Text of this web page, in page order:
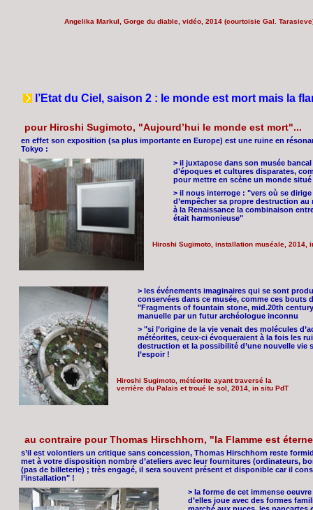
Angelika Markul, Gorge du diable, vidéo, 2014 (courtoisie Gal.
l’Etat du Ciel, saison 2 : le monde est mort mais la
pour Hiroshi Sugimoto, "Aujourd’hui le monde est mort"...
en effet son exposition (sa plus importante en Europe) est une ruine en
Tokyo :
> il juxtapose dans son musée
d’époques et cultures disparates,
pour mettre en scène un monde
> il nous interroge : "vers où se
d’empêcher sa propre destruction
à la Renaissance la combinaison
était harmonieuse"
Hiroshi Sugimoto, installation muséale, 2014,
> les événements imaginaires qui se sont
conservées dans ce musée, comme ces bouts
"Fragments of fountain stone, mid.20th
manuelle par un futur archéologue inconnu
> "si l’origine de la vie venait des molécules
météorites, ceux-ci évoqueraient à la fois les
destruction et la possibilité d’une nouvelle vie
l’espoir !
Hiroshi Sugimoto, météorite ayant traversé la
verrière du Palais et troué le sol, 2014, in situ PdT
au contraire pour Thomas Hirschhorn, "la Flamme est
s’il est volontiers un critique sans concession, Thomas Hirschhorn reste
met à votre disposition nombre d’ateliers avec leur fournitures (ordinateurs,
(pas de billeterie) ; très engagé, il sera souvent présent et disponible car il
l’installation" !
> la forme de cet immense
d’elles joue avec des formes